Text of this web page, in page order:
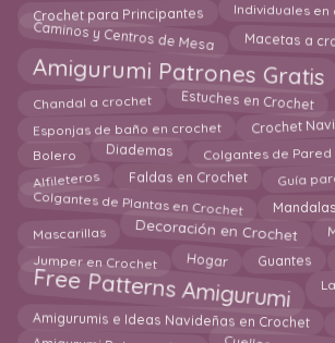
Crochet para Principantes Individuales
Caminos y Centros de Mesa Macetas a
Amigurumi Patrones Gratis
Chandal a crochet Estuches en Crochet
Esponjas de baño en crochet Crochet
Bolero Diademas Colgantes de
Alfileteros Faldas en Crochet Guía
Colgantes de Plantas en Crochet
Mascarillas Decoración en Crochet
Jumper en Crochet Hogar Guantes
Free Patterns Amigurumi
Amigurumis e Ideas Navideñas en Crochet